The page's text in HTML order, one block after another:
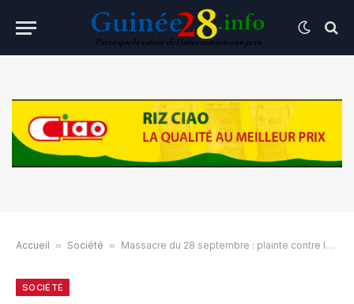
Accueil » Société » Massacre du 28 septembre : plainte contre le général Sékouba Konaté
SOCIÉTÉ